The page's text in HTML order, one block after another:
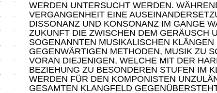
WERDEN UNTERSUCHT WERDEN.
VERGANGENHEIT EINE
DISSONANZ UND KONSONANZ IM GANGE
ZUKUNFT DIE ZWISCHEN DEM GERÄUSCH
SOGENANNTEN MUSIKALISCHEN KLÄNGEN
GEGENWÄRTIGEN METHODEN, MUSIK ZU
VORAN DIEJENIGEN, WELCHE MIT DER
BEZIEHUNG ZU BESONDEREN STUFEN IM
WERDEN FÜR DEN KOMPONISTEN
GESAMTEN KLANGFELD